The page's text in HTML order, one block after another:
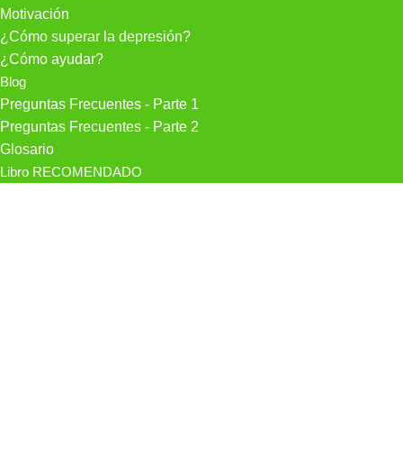
Motivación
¿Cómo superar la depresión?
¿Cómo ayudar?
Blog
Preguntas Frecuentes - Parte 1
Preguntas Frecuentes - Parte 2
Glosario
Libro RECOMENDADO